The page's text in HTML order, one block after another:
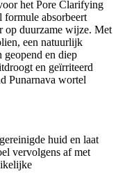
het Pore Clarifying
formule absorbeert
op duurzame wijze. Met
een natuurlijk
en diep
en geïrriteerd
Punarnava wortel
huid en laat
vervolgens af met